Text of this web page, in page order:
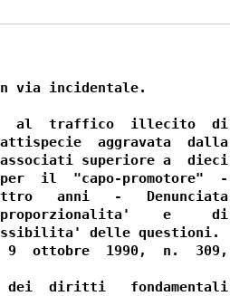
via incidentale.
al  traffico  illecito  di
aggravata  dalla
superiore a  dieci
il  "capo-promotore"  -
anni   -   Denunciata
e     di
delle questioni.
9  ottobre  1990,  n.  309,
diritti   fondamentali